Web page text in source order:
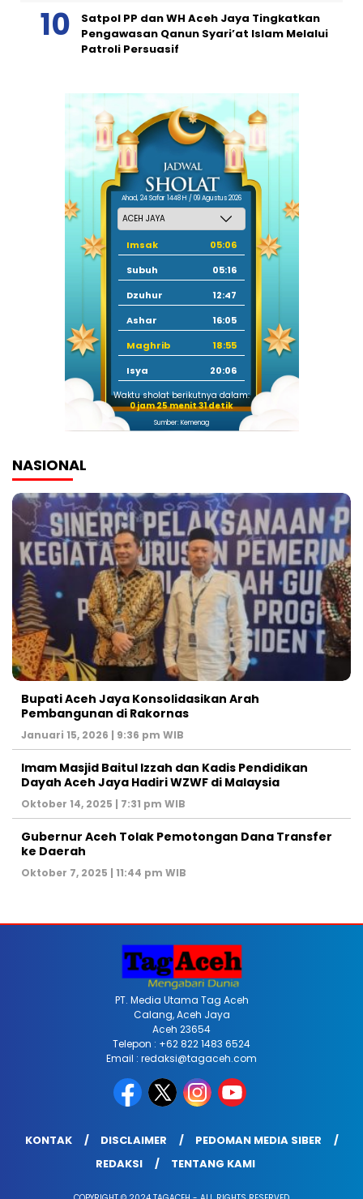
Satpol PP dan WH Aceh Jaya Tingkatkan
Pengawasan Qanun Syari’at Islam Melalui
Patroli Persuasif
Ahad, 24 Safar 1448 H / 09 Agustus 2026
Imsak
05:06
Subuh
05:16
Dzuhur
12:47
Ashar
16:05
Maghrib
18:55
Isya
20:06
Waktu sholat berikutnya dalam:
0 jam 25 menit 30 detik
Sumber: Kemenag
NASIONAL
Bupati Aceh Jaya Konsolidasikan Arah
Pembangunan di Rakornas
Januari 15, 2026 | 9:36 pm WIB
Imam Masjid Baitul Izzah dan Kadis Pendidikan
Dayah Aceh Jaya Hadiri WZWF di Malaysia
Oktober 14, 2025 | 7:31 pm WIB
Gubernur Aceh Tolak Pemotongan Dana Transfer
ke Daerah
Oktober 7, 2025 | 11:44 pm WIB
PT. Media Utama Tag Aceh
Calang, Aceh Jaya
Aceh 23654
Telepon : +62 822 1483 6524
Email : redaksi@tagaceh.com
KONTAK DISCLAIMER
PEDOMAN MEDIA SIBER
REDAKSI
TENTANG KAMI